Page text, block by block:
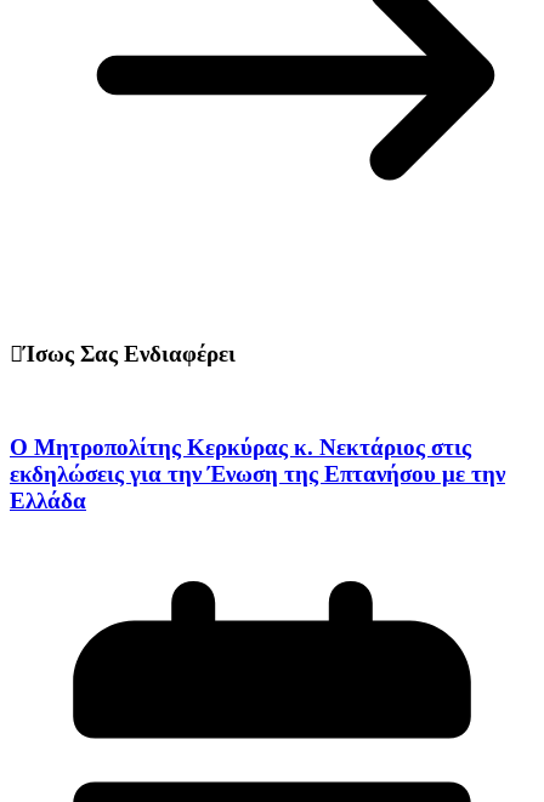
Ίσως Σας Ενδιαφέρει
Ο Μητροπολίτης Κερκύρας κ. Νεκτάριος στις
εκδηλώσεις για την Ένωση της Επτανήσου με την
Ελλάδα